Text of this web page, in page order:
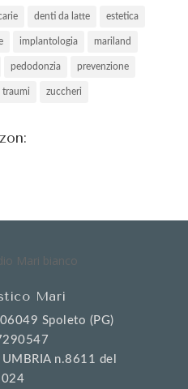
denti da latte estetica
implantologia mariland
pedodonzia prevenzione
traumi zuccheri
Mari
Spoleto (PG)
n.8611 del